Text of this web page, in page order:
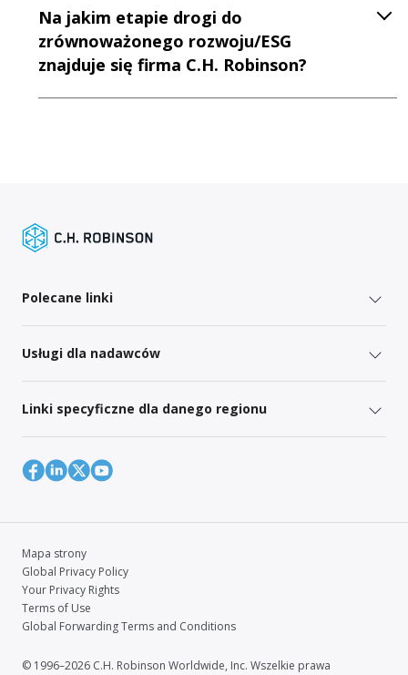
Na jakim etapie drogi do
zrównoważonego rozwoju/ESG
znajduje się firma C.H. Robinson?
Polecane linki
Usługi dla nadawców
Linki specyficzne dla danego regionu
Mapa strony
Global Privacy Policy
Your Privacy Rights
Terms of Use
Global Forwarding Terms and Conditions
© 1996–2026 C.H. Robinson Worldwide, Inc. Wszelkie prawa